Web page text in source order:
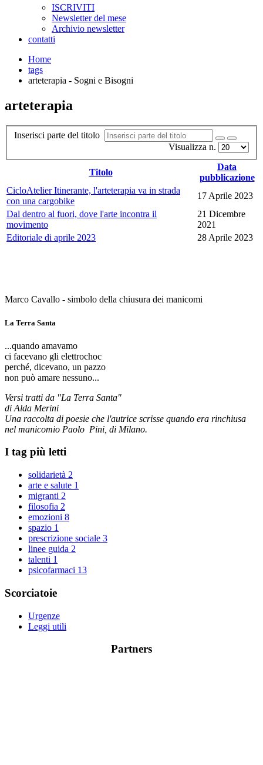
ISCRIVITI
Newsletter del mese
Archivio newsletter
contatti
Home
tags
arteterapia - Sogni e Bisogni
arteterapia
Inserisci parte del titolo
Visualizza n.
Titolo
Data
pubblicazione
CicloAtelier Itinerante, l'arteterapia va in strada
con una cargobike
17 Aprile 2023
Dal dentro al fuori, dove l'arte incontra il
movimento
21 Dicembre
2021
Editoriale di aprile 2023
28 Aprile 2023
Marco Cavallo - simbolo della chiusura dei manicomi
La Terra Santa
...quando amavamo
ci facevano gli elettrochoc
perché, dicevano, un pazzo
non può amare nessuno...
Versi tratti da "La Terra Santa"
di Alda Merini
Una raccolta di poesie che l'autrice scrisse quando era rinchiusa
nel manicomio Paolo Pini, di Milano.
I tag più letti
solidarietà 2
arte e salute 1
migranti 2
filosofia 2
emozioni 8
spazio 1
prescrizione sociale 3
linee guida 2
talenti 1
psicofarmaci 13
Scorciatoie
Urgenze
Leggi utili
Partners